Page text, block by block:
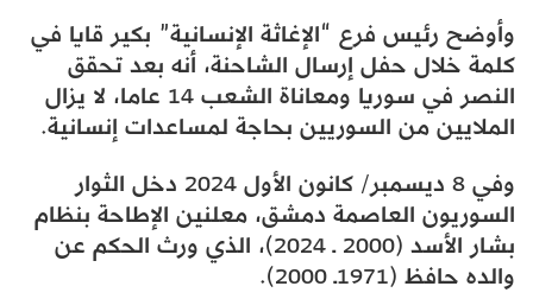
وأوضح رئيس فرع “الإغاثة الإنسانية” بكير قايا في
كلمة خلال حفل إرسال الشاحنة، أنه بعد تحقق
النصر في سوريا ومعاناة الشعب 14 عاما، لا يزال
الملايين من السوريين بحاجة لمساعدات إنسانية.
وفي 8 ديسمبر/ كانون الأول 2024 دخل الثوار
السوريون العاصمة دمشق، معلنين الإطاحة بنظام
بشار الأسد (2000 ـ 2024)، الذي ورث الحكم عن
والده حافظ (1971ـ 2000).